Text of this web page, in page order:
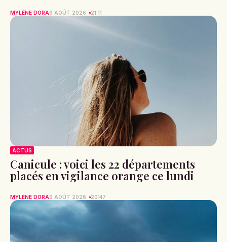
MYLÈNE DORA9 AOÛT 2026 21:11
ACTUS
Canicule : voici les 22 départements
placés en vigilance orange ce lundi
MYLÈNE DORA9 AOÛT 2026 20:47